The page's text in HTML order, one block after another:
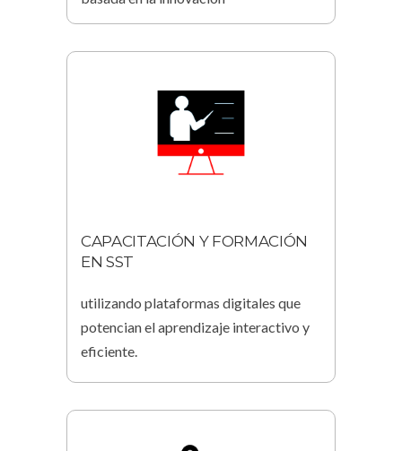
CAPACITACIÓN Y FORMACIÓN
EN SST
utilizando plataformas digitales que
potencian el aprendizaje interactivo y
eficiente.